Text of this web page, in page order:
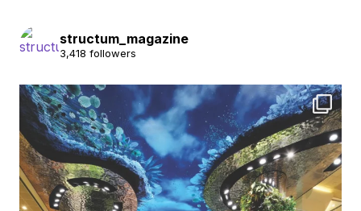
structum_magazine
3,418 followers